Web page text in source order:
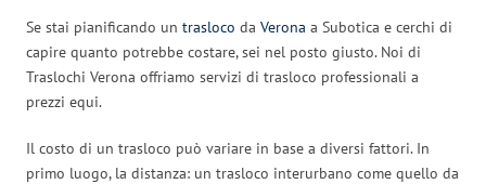
Se stai pianificando un trasloco da Verona a Subotica e cerchi di
capire quanto potrebbe costare, sei nel posto giusto. Noi di
Traslochi Verona offriamo servizi di trasloco professionali a
prezzi equi.
Il costo di un trasloco può variare in base a diversi fattori. In
primo luogo, la distanza: un trasloco interurbano come quello da